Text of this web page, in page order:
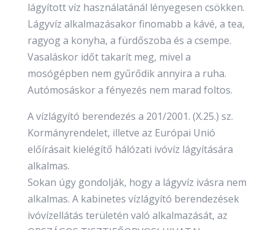
lágyított víz használatánál lényegesen csökken.
Lágyvíz alkalmazásakor finomabb a kávé, a tea,
ragyog a konyha, a fürdőszoba és a csempe.
Vasaláskor időt takarít meg, mivel a
mosógépben nem gyűrődik annyira a ruha.
Autómosáskor a fényezés nem marad foltos.
A vízlágyító berendezés a 201/2001. (X.25.) sz.
Kormányrendelet, illetve az Európai Unió
előírásait kielégítő hálózati ivóvíz lágyítására
alkalmas.
Sokan úgy gondolják, hogy a lágyvíz ivásra nem
alkalmas. A kabinetes vízlágyító berendezések
ivóvízellátás területén való alkalmazását, az